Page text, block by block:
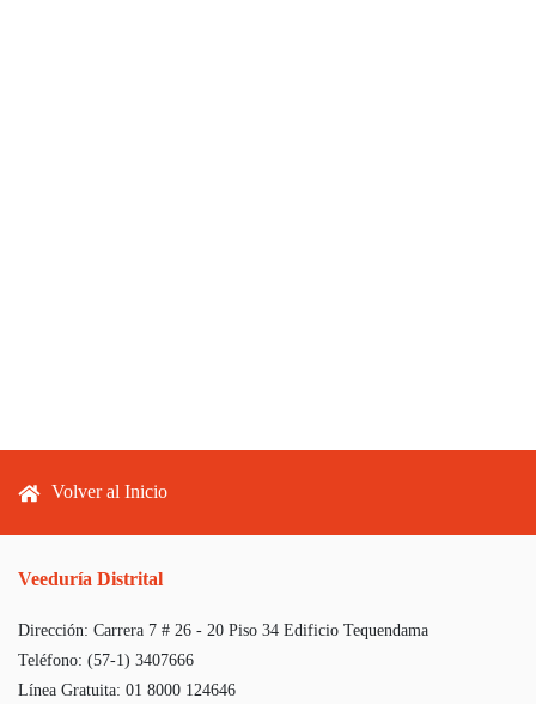
Footer menu
Volver al Inicio
Veeduría Distrital
Dirección: Carrera 7 # 26 - 20 Piso 34 Edificio Tequendama
Teléfono: (57-1) 3407666
Línea Gratuita: 01 8000 124646